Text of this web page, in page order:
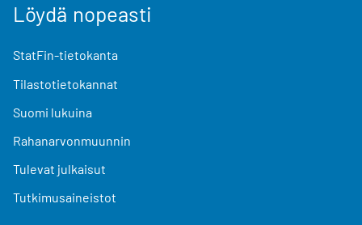
Löydä nopeasti
StatFin-tietokanta
Tilastotietokannat
Suomi lukuina
Rahanarvonmuunnin
Tulevat julkaisut
Tutkimusaineistot